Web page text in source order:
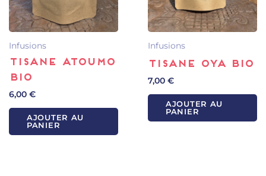
Infusions
Tisane Atoumo
BIO
6,00 €
AJOUTER AU
PANIER
Infusions
Tisane Oya Bio
7,00 €
AJOUTER AU
PANIER